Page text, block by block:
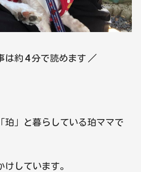
は約4分で読めます ／
珀」と暮らしている珀ママで
しています。